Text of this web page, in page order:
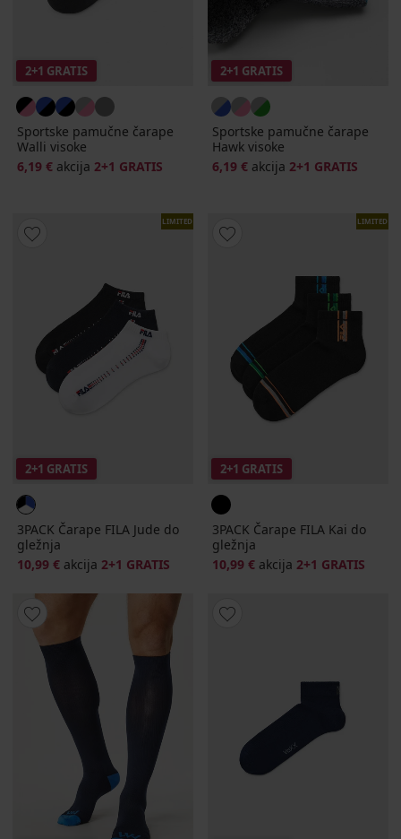
2+1 GRATIS
Sportske pamučne čarape
Walli visoke
6,19 € akcija 2+1 GRATIS
2+1 GRATIS
Sportske pamučne čarape
Hawk visoke
6,19 € akcija 2+1 GRATIS
LIMITED
2+1 GRATIS
3PACK Čarape FILA Jude do
gležnja
10,99 € akcija 2+1 GRATIS
LIMITED
2+1 GRATIS
3PACK Čarape FILA Kai do
gležnja
10,99 € akcija 2+1 GRATIS